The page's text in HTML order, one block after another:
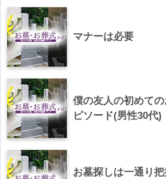
マナーは必要
僕の友人の初めて
ピソード(男性30代)
お墓探しは一通り